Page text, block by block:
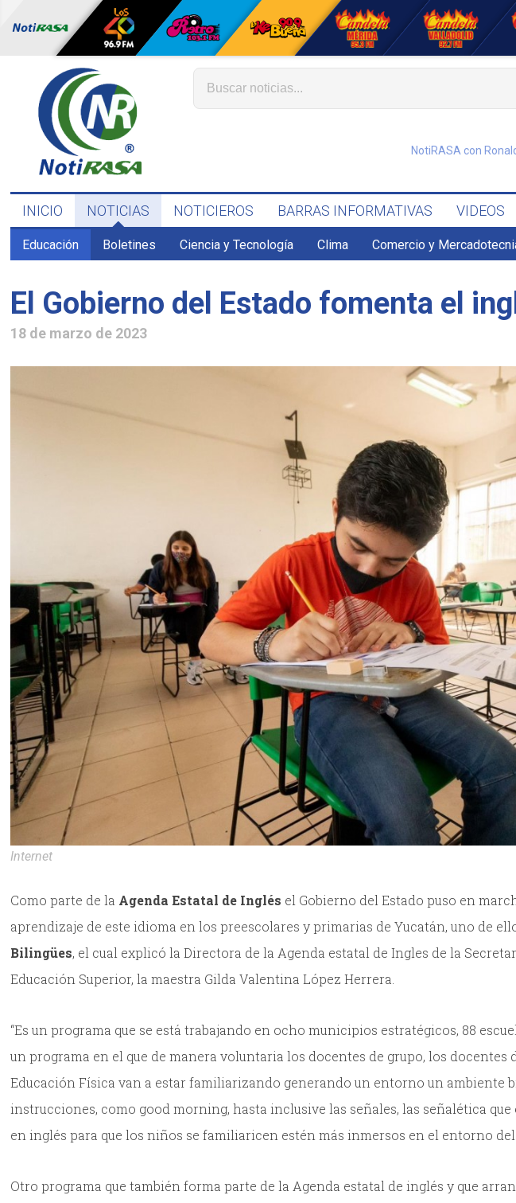
NotiRASA con
INICIO NOTICIAS NOTICIEROS BARRAS INFORMATIVAS VIDEOS
Educación Boletines Ciencia y Tecnología Clima Comercio y
El Gobierno del Estado fomenta el
18 de marzo de 2023
Internet
Como parte de la Agenda Estatal de Inglés el Gobierno del Estado puso en
aprendizaje de este idioma en los preescolares y primarias de Yucatán, uno de
Bilingües, el cual explicó la Directora de la Agenda estatal de Ingles de la
Educación Superior, la maestra Gilda Valentina López Herrera.
“Es un programa que se está trabajando en ocho municipios estratégicos, 88
un programa en el que de manera voluntaria los docentes de grupo, los docentes
Educación Física van a estar familiarizando generando un entorno un ambiente
instrucciones, como good morning, hasta inclusive las señales, las señalética que
en inglés para que los niños se familiaricen estén más inmersos en el entorno del
Otro programa que también forma parte de la Agenda estatal de inglés y que